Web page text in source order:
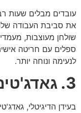
עובדים מבלים שעות
את סביבת העבודה
שולחן מעוצבות,
ספלים עם חריטה
לנעימה ונוחה יותר.
3. גאדג'טים טכנולוגיים
בעידן הדיגיטלי,